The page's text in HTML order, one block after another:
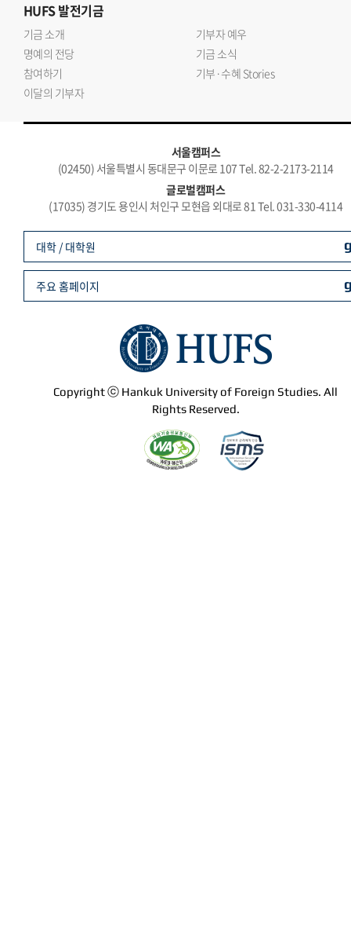
HUFS발전기금
기금 소개
기부자 예우
명예의 전당
기금 소식
참여하기
기부·수혜 Stories
이달의 기부자
서울캠퍼스
(02450) 서울특별시 동대문구 이문로 107 Tel. 82-2-2173-2114
글로벌캠퍼스
(17035) 경기도 용인시 처인구 모현읍 외대로 81 Tel. 031-330-4114
Copyright ⓒ Hankuk University of Foreign Studies. All
Rights Reserved.
대학 / 대학원
주요 홈페이지